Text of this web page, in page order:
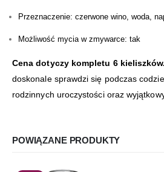
Przeznaczenie: czerwone wino, woda,
Możliwość mycia w zmywarce: tak
Cena dotyczy kompletu 6 kieliszków.
doskonale sprawdzi się podczas
rodzinnych uroczystości oraz
POWIĄZANE PRODUKTY